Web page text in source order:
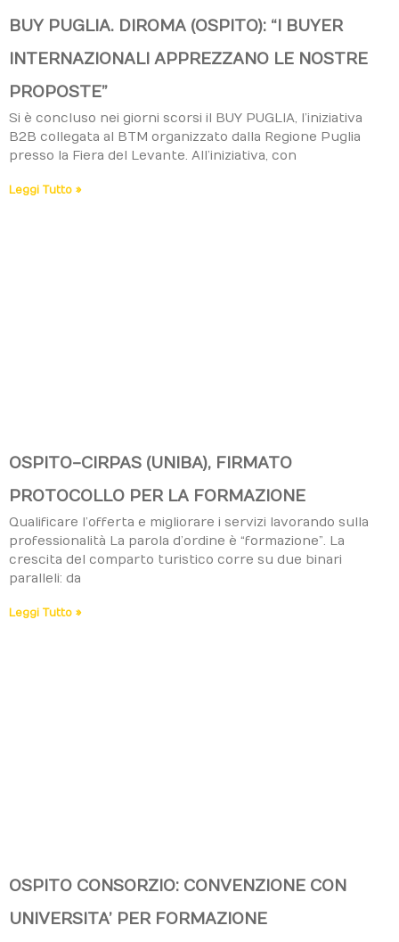
BUY PUGLIA. DIROMA (OSPITO): “I BUYER
INTERNAZIONALI APPREZZANO LE NOSTRE
PROPOSTE”
Si è concluso nei giorni scorsi il BUY PUGLIA, l’iniziativa
B2B collegata al BTM organizzato dalla Regione Puglia
presso la Fiera del Levante. All’iniziativa, con
Leggi Tutto »
OSPITO-CIRPAS (UNIBA), FIRMATO
PROTOCOLLO PER LA FORMAZIONE
Qualificare l’offerta e migliorare i servizi lavorando sulla
professionalità La parola d’ordine è “formazione”. La
crescita del comparto turistico corre su due binari
paralleli: da
Leggi Tutto »
OSPITO CONSORZIO: CONVENZIONE CON
UNIVERSITA’ PER FORMAZIONE